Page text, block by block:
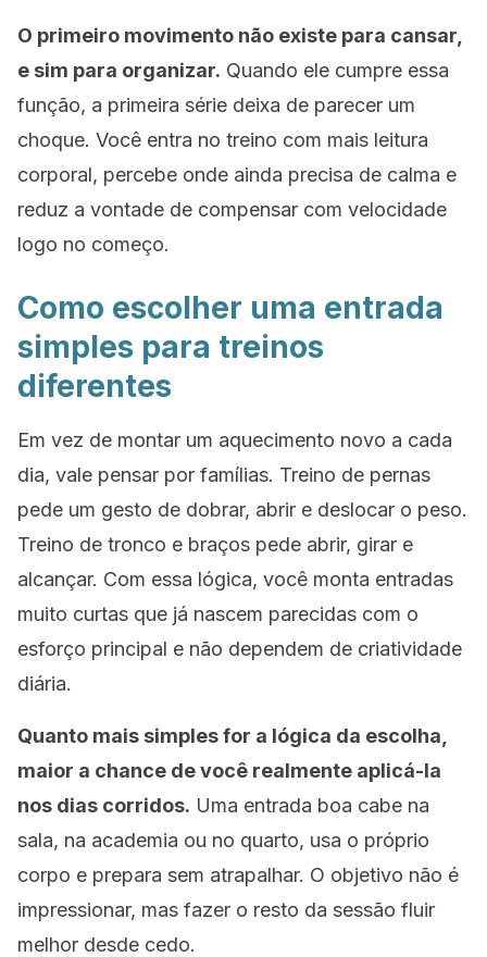
O primeiro movimento não existe para cansar,
e sim para organizar. Quando ele cumpre essa
função, a primeira série deixa de parecer um
choque. Você entra no treino com mais leitura
corporal, percebe onde ainda precisa de calma e
reduz a vontade de compensar com velocidade
logo no começo.
Como escolher uma entrada
simples para treinos
diferentes
Em vez de montar um aquecimento novo a cada
dia, vale pensar por famílias. Treino de pernas
pede um gesto de dobrar, abrir e deslocar o peso.
Treino de tronco e braços pede abrir, girar e
alcançar. Com essa lógica, você monta entradas
muito curtas que já nascem parecidas com o
esforço principal e não dependem de criatividade
diária.
Quanto mais simples for a lógica da escolha,
maior a chance de você realmente aplicá-la
nos dias corridos. Uma entrada boa cabe na
sala, na academia ou no quarto, usa o próprio
corpo e prepara sem atrapalhar. O objetivo não é
impressionar, mas fazer o resto da sessão fluir
melhor desde cedo.